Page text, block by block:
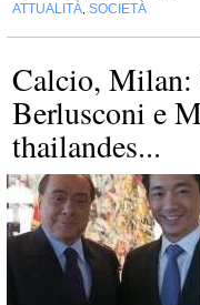
ATTUALITÀ SOCIETÀ
Calcio, Milan:
Berlusconi e
thailandes...